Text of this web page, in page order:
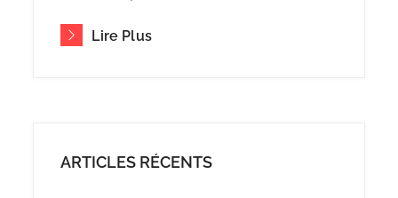
Lire Plus
ARTICLES RÉCENTS